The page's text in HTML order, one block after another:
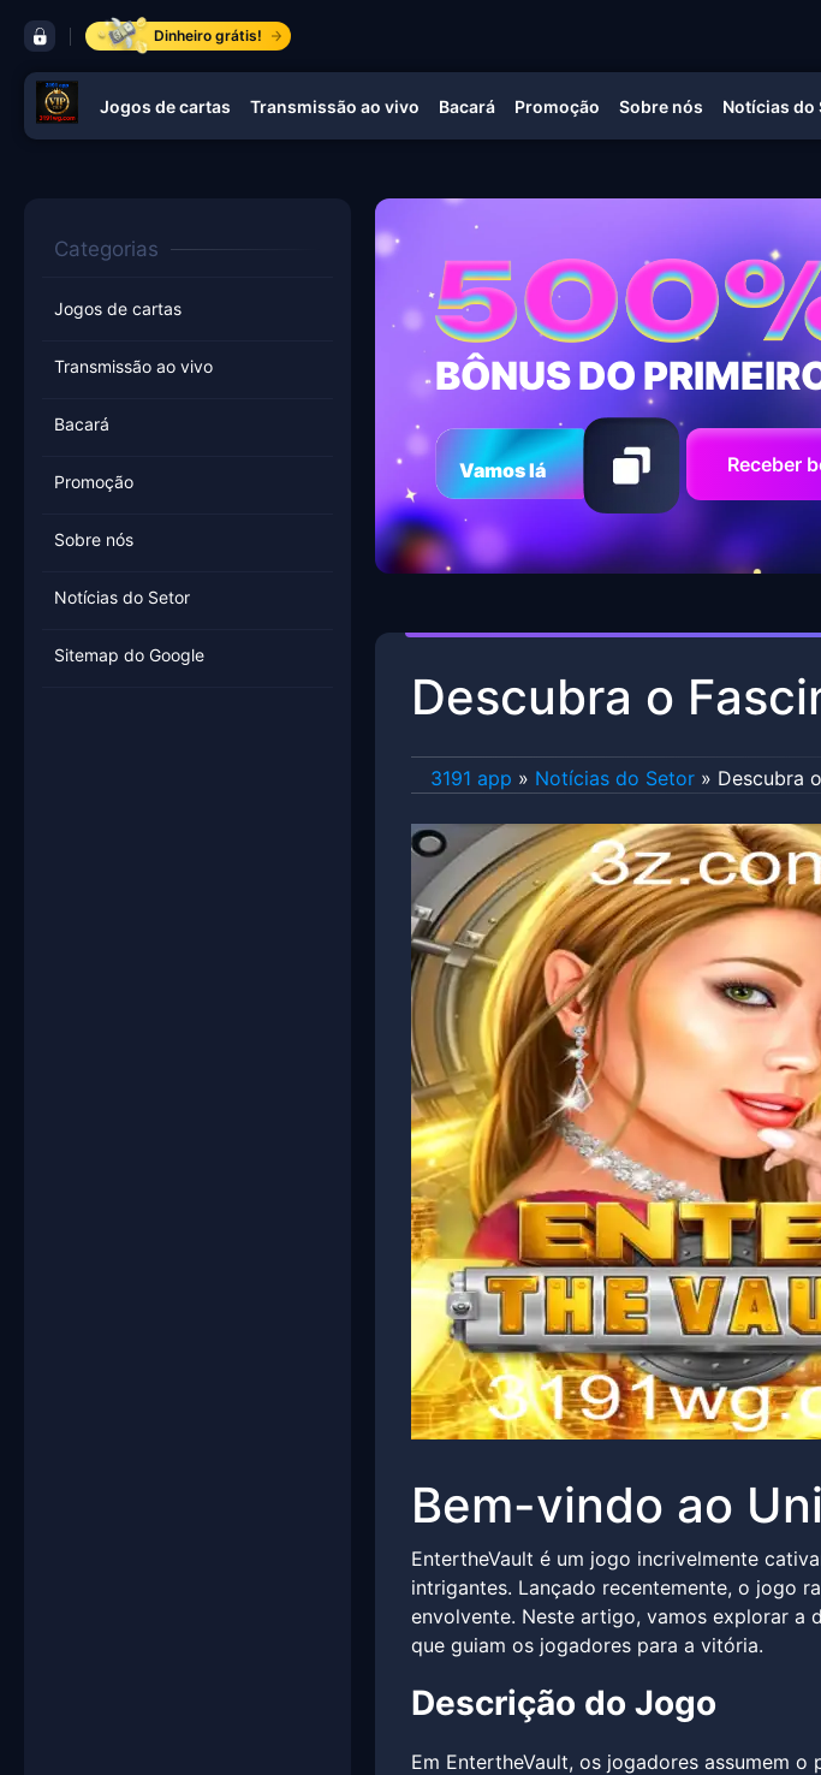
barra de controle 3191 app
Dinheiro grátis!
navegação 3191 app
Jogos de cartas Transmissão ao vivo Bacará Promoção Sobre nós Notícias do
Categorias
Jogos de cartas
Transmissão ao vivo
Bacará
Promoção
Sobre nós
Notícias do Setor
Sitemap do Google
BÔNUS DO
Vamos lá Receber
Descubra o
3191 app » Notícias do Setor » Descubra
Bem-vindo ao
EntertheVault é um jogo incrivelmente
intrigantes. Lançado recentemente, o jogo
envolvente. Neste artigo, vamos explorar a
que guiam os jogadores para a vitória.
Descrição do Jogo
Em EntertheVault, os jogadores assumem